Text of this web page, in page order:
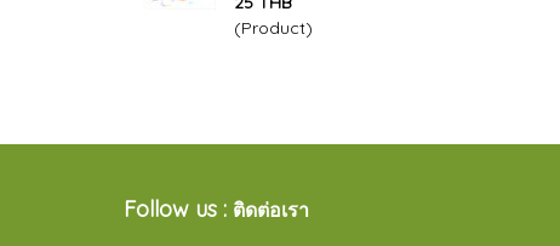
(Product)
Follow us : ติดต่อเรา